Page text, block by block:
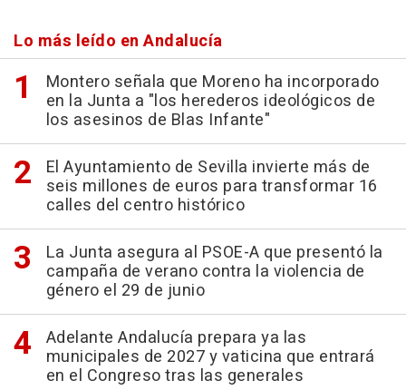
Lo más leído en Andalucía
Montero señala que Moreno ha incorporado
en la Junta a "los herederos ideológicos de
los asesinos de Blas Infante"
El Ayuntamiento de Sevilla invierte más de
seis millones de euros para transformar 16
calles del centro histórico
La Junta asegura al PSOE-A que presentó la
campaña de verano contra la violencia de
género el 29 de junio
Adelante Andalucía prepara ya las
municipales de 2027 y vaticina que entrará
en el Congreso tras las generales